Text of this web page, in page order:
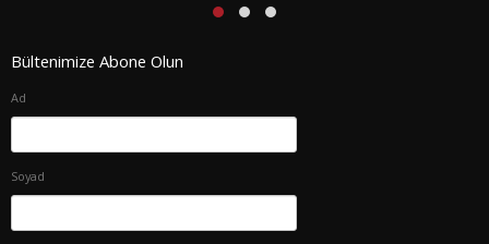
Bültenimize Abone Olun
Ad
Soyad